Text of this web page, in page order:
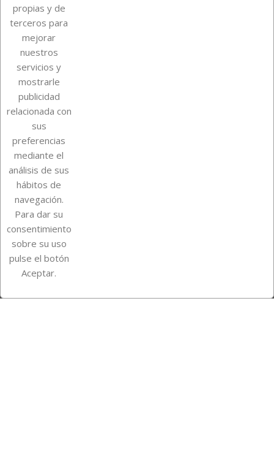
Su cuenta
Información de la tienda
InstagramTikTok
propias y de
terceros para
mejorar
nuestros
servicios y
mostrarle
publicidad
relacionada con
sus
preferencias
mediante el
análisis de sus
hábitos de
navegación.
Para dar su
consentimiento
sobre su uso
pulse el botón
Aceptar.